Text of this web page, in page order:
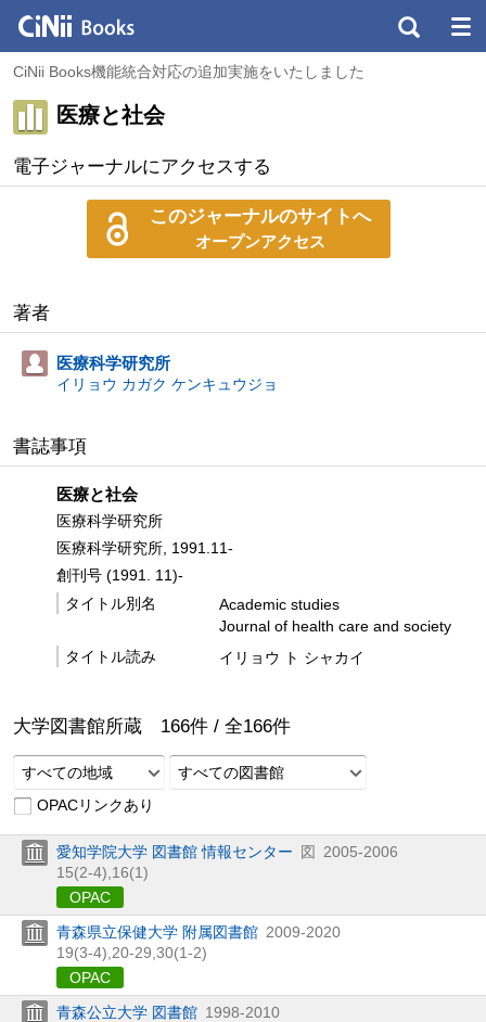
CiNii Books機能統合対応の追加実施をいたしました
医療と社会
電子ジャーナルにアクセスする
このジャーナルのサイトへ
オープンアクセス
著者
医療科学研究所
イリョウ カガク ケンキュウジョ
書誌事項
医療と社会
医療科学研究所
医療科学研究所, 1991.11-
創刊号 (1991. 11)-
タイトル別名
Academic studies
Journal of health care and society
タイトル読み
イリョウ ト シャカイ
大学図書館所蔵 166件 / 全166件
すべての地域
すべての図書館
OPACリンクあり
愛知学院大学 図書館 情報センター 図 2005-2006
15(2-4), 16(1)
OPAC
青森県立保健大学 附属図書館 2009-2020
19(3-4), 20-29, 30(1-2)
OPAC
青森公立大学 図書館 1998-2010